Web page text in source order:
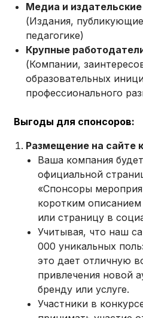
Медиа и
(Издания,
педагогике)
Крупные
(Компании,
образовательных
профессионального
Выгоды для спонсоров:
Размещение на сайте
Ваша компания
официальной
«Спонсоры
коротким
или страницу в
Учитывая, что наш
000 уникальных
это дает отличную
привлечения новой
бренду или услуге.
Участники в